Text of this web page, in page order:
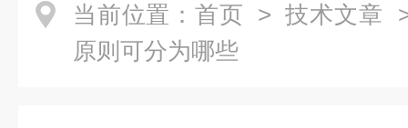
当前位置： 首页 > 技术文章
原则可分为哪些